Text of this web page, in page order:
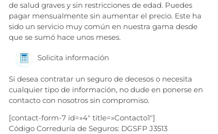
de salud graves y sin restricciones de edad. Puedes
pagar mensualmente sin aumentar el precio. Este ha
sido un servicio muy común en nuestra gama desde
que se sumó hace unos meses.
Solicita información
Si desea contratar un seguro de decesos o necesita
cualquier tipo de información, no dude en ponerse en
contacto con nosotros sin compromiso.
[contact-form-7 id=»4″ title=»Contacto1″]
Código Correduría de Seguros: DGSFP J3513